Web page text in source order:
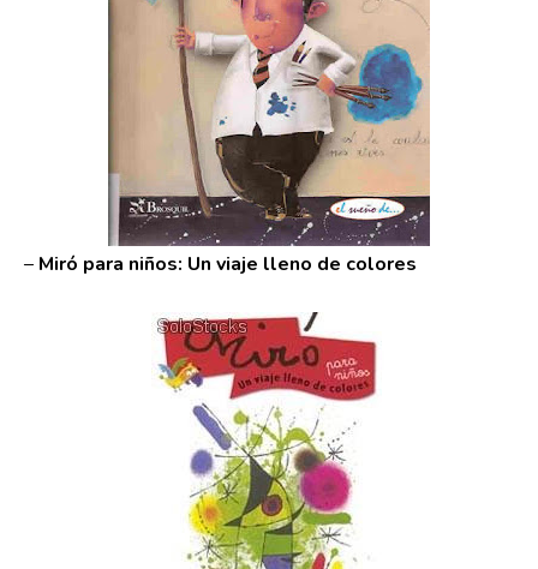
– Miró para niños: Un viaje lleno de colores